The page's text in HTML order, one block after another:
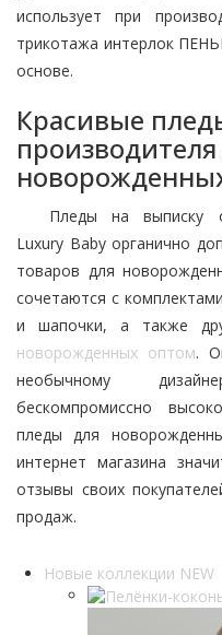
использует при
трикотажа интерлок
основе.
Красивые
Пледы на выписку
Luxury Baby органично
товаров для
сочетаются с
и шапочки, а также
новорожденных оптом.
необычному
бескомпромиссно
пледы для
интернет магазина
отзывы своих
продаж.
Новые коллекции NEW